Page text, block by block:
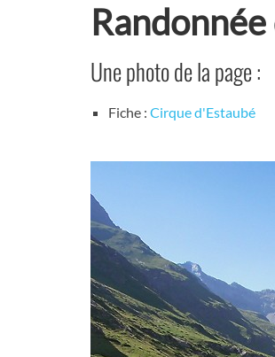
Une photo de la page :
Fiche : Cirque d'Estaubé